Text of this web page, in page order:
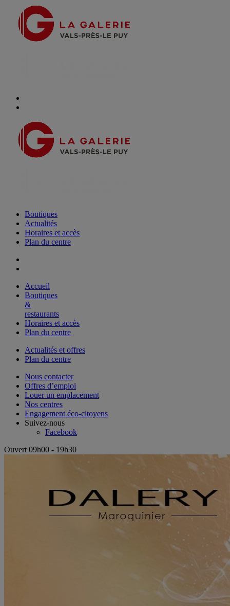
Boutiques
Actualités
Horaires et accès
Plan du centre
Accueil
Boutiques
&
restaurants
Horaires et accès
Plan du centre
Actualités et offres
Plan du centre
Nous contacter
Offres d’emploi
Louer un emplacement
Nos centres
Engagement éco-citoyens
Suivez-nous
Facebook
Ouvert 09h00 - 19h30